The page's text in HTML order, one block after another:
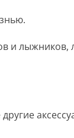
лыжников,